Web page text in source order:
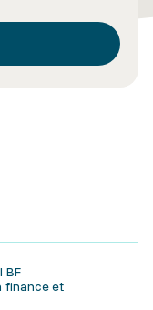
BF
finance et